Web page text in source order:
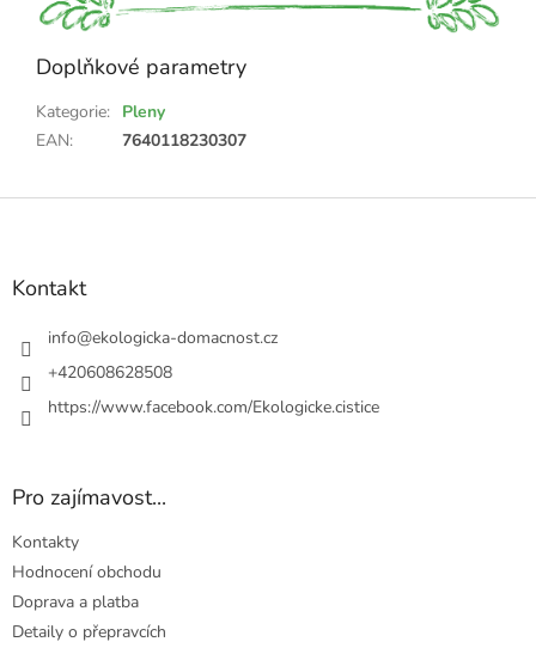
Doplňkové parametry
Kategorie: Pleny
EAN: 7640118230307
Z
Kontakt
info@ekologicka-domacnost.cz
+420608628508
https://www.facebook.com/Ekologicke.cistice
Pro zajímavost...
Kontakty
Hodnocení obchodu
Doprava a platba
Detaily o přepravcích